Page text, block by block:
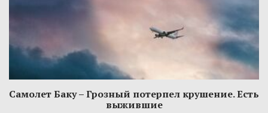
Самолет Баку – Грозный потерпел крушение. Есть
выжившие